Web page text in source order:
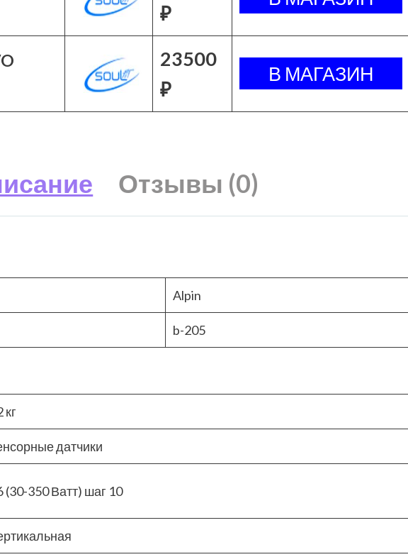
₽
23500
₽
Отзывы (0)
Alpin
b-205
кг
датчики
(30-350 Ватт) шаг 10